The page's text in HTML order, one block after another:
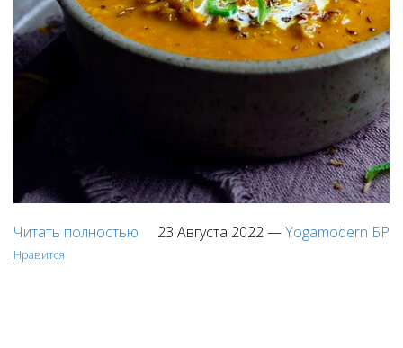
Читать полностью 23 Августа 2022—Yogamodern БР
Нравится